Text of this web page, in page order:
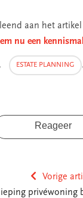
aan het
nu een
, ESTATE PLANNING ,
Reageer
Vorige
privéwoning